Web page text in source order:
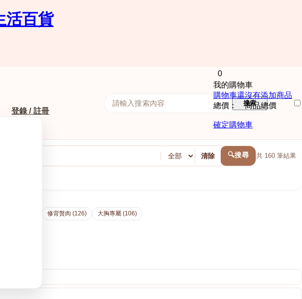
登錄 / 註冊
0
我的購物車
購物車還沒有添加商品
總價： 商品總價
確定購物車
搜索
清除 🔍搜尋 共 160 筆結果
修背贅肉 (126) 大胸專屬 (106)